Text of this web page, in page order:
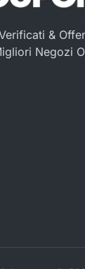
&
Negozi